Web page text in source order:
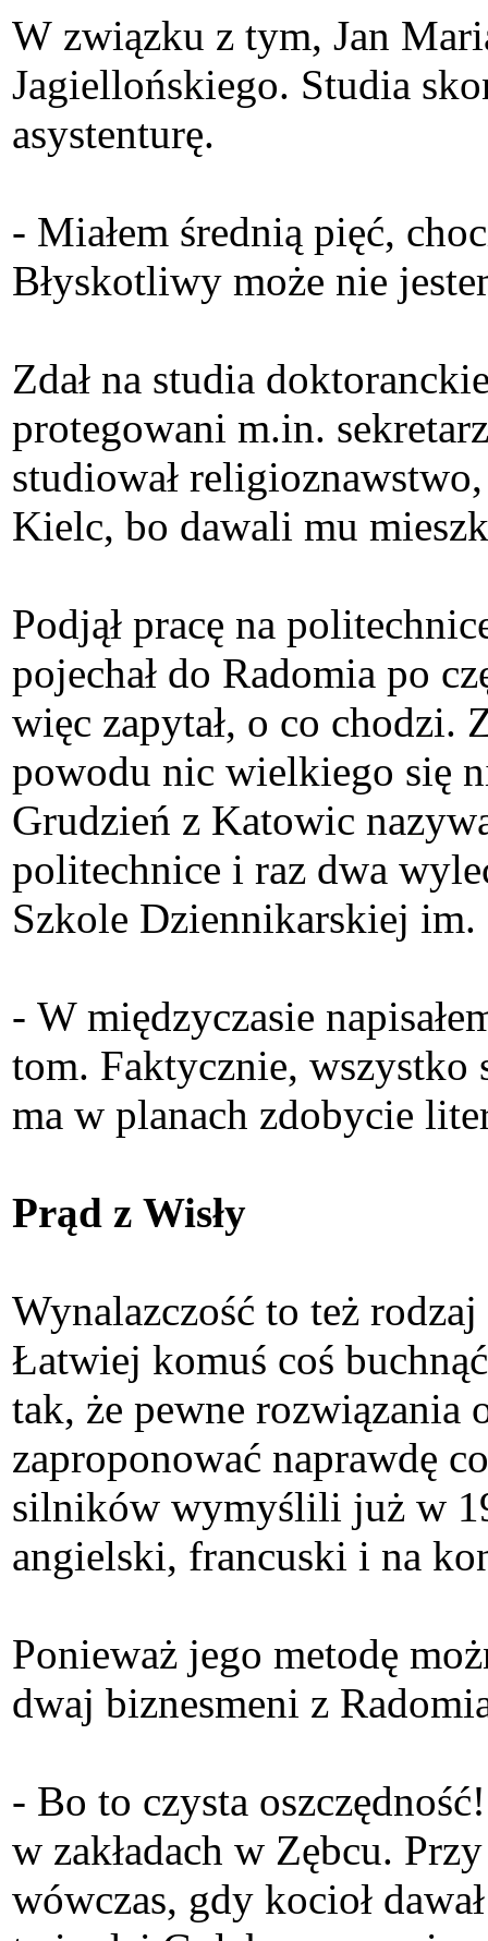
W związku z tym, Jan
Jagiellońskiego. Studia
asystenturę.
- Miałem średnią pięć,
Błyskotliwy może nie
Zdał na studia
protegowani m.in.
studiował
Kielc, bo dawali mu
Podjął pracę na
pojechał do Radomia po
więc zapytał, o co chodzi.
powodu nic wielkiego się
Grudzień z Katowic
politechnice i raz dwa
Szkole Dziennikarskiej
- W międzyczasie
tom. Faktycznie, wszystko
ma w planach zdobycie
Prąd z Wisły
Wynalazczość to też
Łatwiej komuś coś
tak, że pewne
zaproponować naprawdę
silników wymyślili już w
angielski, francuski i na
Ponieważ jego metodę
dwaj biznesmeni z
- Bo to czysta
w zakładach w Zębcu.
wówczas, gdy kocioł